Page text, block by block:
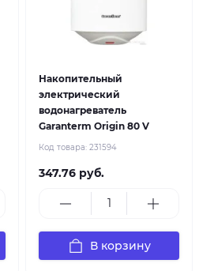
Накопительный
электрический
водонагреватель
Garanterm Origin 80 V
Код товара: 231594
347.76 руб.
В корзину